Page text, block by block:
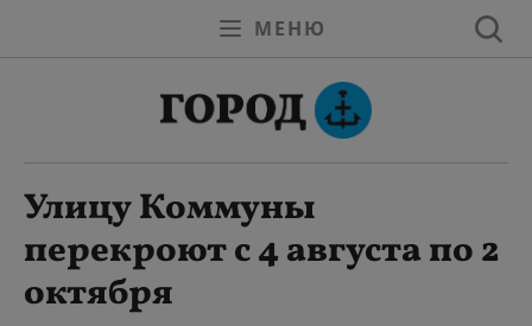
МЕНЮ
Улицу Коммуны
перекроют с 4 августа по 2
октября